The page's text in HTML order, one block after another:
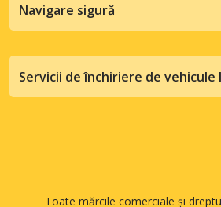
Navigare sigură
Servicii de închiriere de
Toate mărcile comerciale și